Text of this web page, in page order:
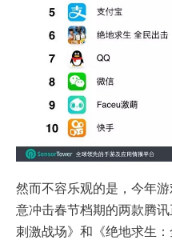
然而不容乐观的是，今年
意冲击春节档期的两款腾
刺激战场》和《绝地求生